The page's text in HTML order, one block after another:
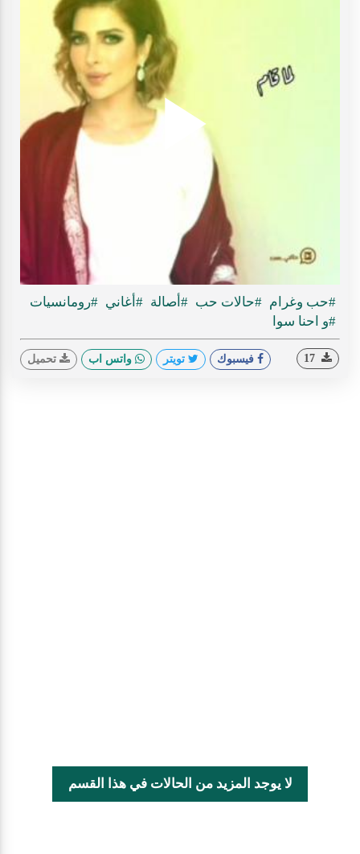
Play
#حب وغرام #حالات حب #أصالة #أغاني #رومانسيات
#و احنا سوا
فيسبوك تويتر واتس اب تحميل
لا يوجد المزيد من الحالات في هذا القسم